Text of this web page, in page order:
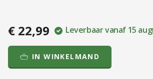
€ 22,99 Leverbaar vanaf 15
IN WINKELMAND